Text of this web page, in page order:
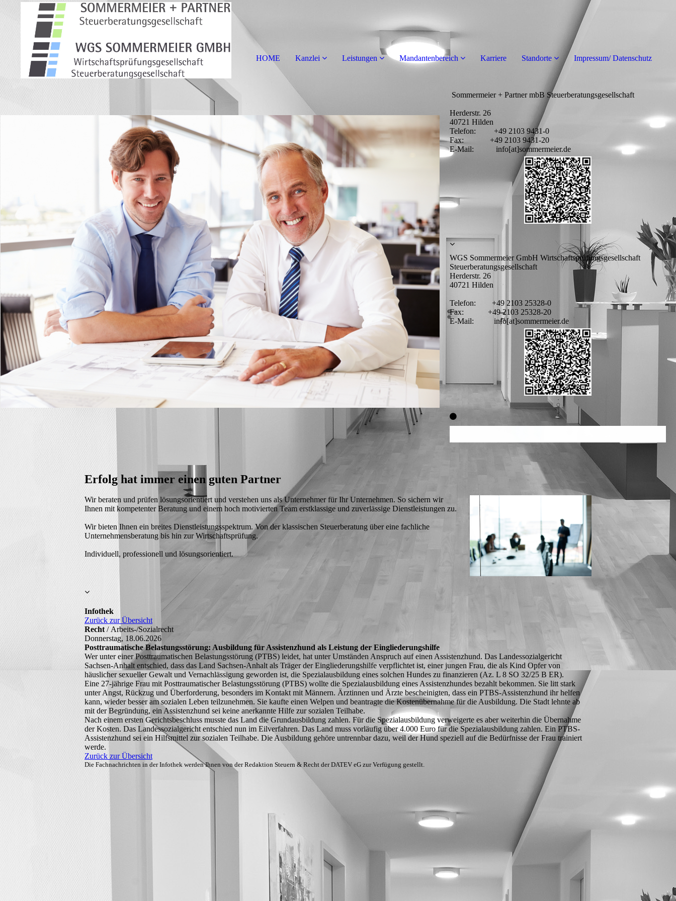
HOME Kanzlei Leistungen Mandantenbereich Karriere Standorte Impressum/ Datenschutz
Sommermeier + Partner mbB Steuerberatungsgesellschaft
Herderstr. 26
40721 Hilden
Telefon: +49 2103 9431-0
Fax: +49 2103 9431-20
E-Mail: info[at]sommermeier.de
WGS Sommermeier GmbH Wirtschaftsprüfungsgesellschaft
Steuerberatungsgesellschaft
Herderstr. 26
40721 Hilden
Telefon: +49 2103 25328-0
Fax: +49 2103 25328-20
E-Mail: info[at]sommermeier.de
Auswärtige Beratungsstelle Berlin
Erfolg hat immer einen guten Partner
Wir beraten und prüfen lösungsorientiert und verstehen uns als Unternehmer für Ihr Unternehmen. So sichern wir
Ihnen mit kompetenter Beratung und einem hoch motivierten Team erstklassige und zuverlässige Dienstleistungen zu.
Wir bieten Ihnen ein breites Dienstleistungsspektrum. Von der klassischen Steuerberatung über eine fachliche
Unternehmensberatung bis hin zur Wirtschaftsprüfung.
Individuell, professionell und lösungsorientiert.
Infothek
Zurück zur Übersicht
Recht / Arbeits-/Sozialrecht
Donnerstag, 18.06.2026
Posttraumatische Belastungsstörung: Ausbildung für Assistenzhund als Leistung der Eingliederungshilfe
Wer unter einer Posttraumatischen Belastungsstörung (PTBS) leidet, hat unter Umständen Anspruch auf einen Assistenzhund. Das Landessozialgericht
Sachsen-Anhalt entschied, dass das Land Sachsen-Anhalt als Träger der Eingliederungshilfe verpflichtet ist, einer jungen Frau, die als Kind Opfer von
häuslicher sexueller Gewalt und Vernachlässigung geworden ist, die Spezialausbildung eines solchen Hundes zu finanzieren (Az. L 8 SO 32/25 B ER).
Eine 27-jährige Frau mit Posttraumatischer Belastungsstörung (PTBS) wollte die Spezialausbildung eines Assistenzhundes bezahlt bekommen. Sie litt stark
unter Angst, Rückzug und Überforderung, besonders im Kontakt mit Männern. Ärztinnen und Ärzte bescheinigten, dass ein PTBS-Assistenzhund ihr helfen
kann, wieder besser am sozialen Leben teilzunehmen. Sie kaufte einen Welpen und beantragte die Kostenübernahme für die Ausbildung. Die Stadt lehnte ab
mit der Begründung, ein Assistenzhund sei keine anerkannte Hilfe zur sozialen Teilhabe.
Nach einem ersten Gerichtsbeschluss musste das Land die Grundausbildung zahlen. Für die Spezialausbildung verweigerte es aber weiterhin die Übernahme
der Kosten. Das Landessozialgericht entschied nun im Eilverfahren. Das Land muss vorläufig über 4.000 Euro für die Spezialausbildung zahlen. Ein PTBS-
Assistenzhund sei ein Hilfsmittel zur sozialen Teilhabe. Die Ausbildung gehöre untrennbar dazu, weil der Hund speziell auf die Bedürfnisse der Frau trainiert
werde.
Zurück zur Übersicht
Die Fachnachrichten in der Infothek werden Ihnen von der Redaktion Steuern & Recht der DATEV eG zur Verfügung gestellt.